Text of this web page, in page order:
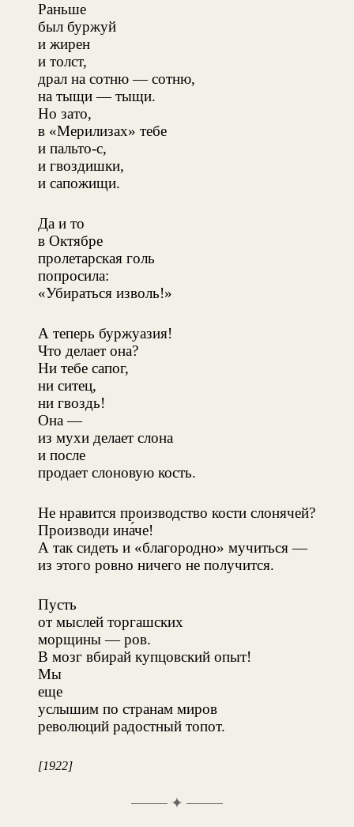
Раньше
был буржуй
и жирен
и толст,
драл на сотню — сотню,
на тыщи — тыщи.
Но зато,
в «Мерилизах» тебе
и пальто-с,
и гвоздишки,
и сапожищи.
Да и то
в Октябре
пролетарская голь
попросила:
«Убираться изволь!»
А теперь буржуазия!
Что делает она?
Ни тебе сапог,
ни ситец,
ни гвоздь!
Она —
из мухи делает слона
и после
продает слоновую кость.
Не нравится производство кости слонячей?
Производи ина́че!
А так сидеть и «благородно» мучиться —
из этого ровно ничего не получится.
Пусть
от мыслей торгашских
морщины — ров.
В мозг вбирай купцовский опыт!
Мы
еще
услышим по странам миров
революций радостный топот.
[1922]
✦